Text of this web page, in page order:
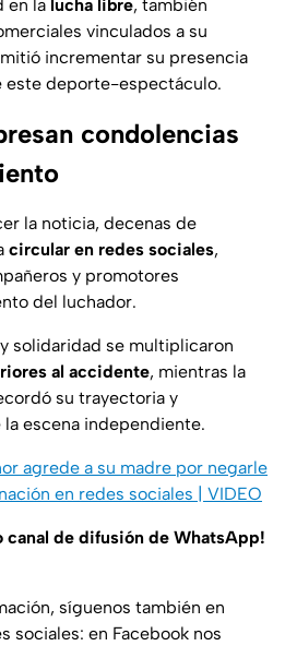
en la lucha libre, también
vinculados a su
incrementar su presencia
este deporte-espectáculo.
condolencias
la noticia, decenas de
circular en redes sociales,
y promotores
del luchador.
solidaridad se multiplicaron
al accidente, mientras la
su trayectoria y
escena independiente.
agrede a su madre por negarle
en redes sociales | VIDEO
canal de difusión de WhatsApp!
síguenos también en
sociales: en Facebook nos